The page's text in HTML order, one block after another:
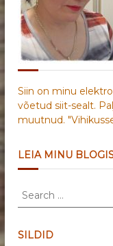
Siin on minu
võetud siit-sealt.
muutnud.
LEIA MINU
S
r
SILDID